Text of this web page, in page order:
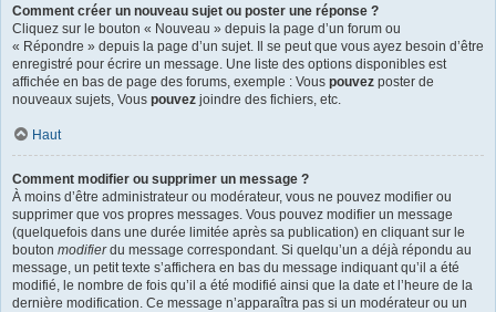
Comment créer un nouveau sujet ou poster une réponse ?
Cliquez sur le bouton « Nouveau » depuis la page d’un forum ou
« Répondre » depuis la page d’un sujet. Il se peut que vous ayez besoin d’être
enregistré pour écrire un message. Une liste des options disponibles est
affichée en bas de page des forums, exemple : Vous pouvez poster de
nouveaux sujets, Vous pouvez joindre des fichiers, etc.
Haut
Comment modifier ou supprimer un message ?
À moins d’être administrateur ou modérateur, vous ne pouvez modifier ou
supprimer que vos propres messages. Vous pouvez modifier un message
(quelquefois dans une durée limitée après sa publication) en cliquant sur le
bouton modifierdu message correspondant. Si quelqu’un a déjà répondu au
message, un petit texte s’affichera en bas du message indiquant qu’il a été
modifié, le nombre de fois qu’il a été modifié ainsi que la date et l’heure de la
dernière modification. Ce message n’apparaîtra pas si un modérateur ou un